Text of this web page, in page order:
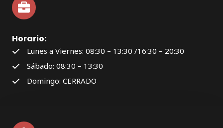
Horario:
Lunes a Viernes: 08:30 – 13:30 /16:30 – 20:30
Sábado: 08:30 – 13:30
Domingo: CERRADO